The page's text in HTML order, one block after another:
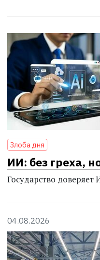
Злоба дня
ИИ: без греха,
Государство
04.08.2026